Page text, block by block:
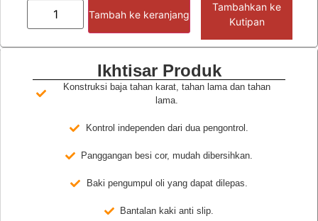
Tambah ke keranjang
Tambahkan ke
Kutipan
Ikhtisar Produk
Konstruksi baja tahan karat, tahan lama dan tahan
lama.
Kontrol independen dari dua pengontrol.
Panggangan besi cor, mudah dibersihkan.
Baki pengumpul oli yang dapat dilepas.
Bantalan kaki anti slip.